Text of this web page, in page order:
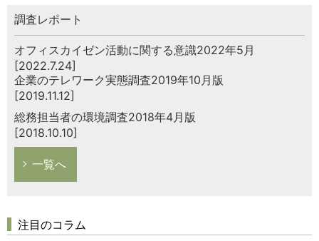
調査レポート
オフィスカイゼン活動に関する意識2022年5月
[2022.7.24]
企業のテレワーク実態調査2019年10月版
[2019.11.12]
総務担当者の環境調査2018年4月版
[2018.10.10]
一覧へ
注目のコラム